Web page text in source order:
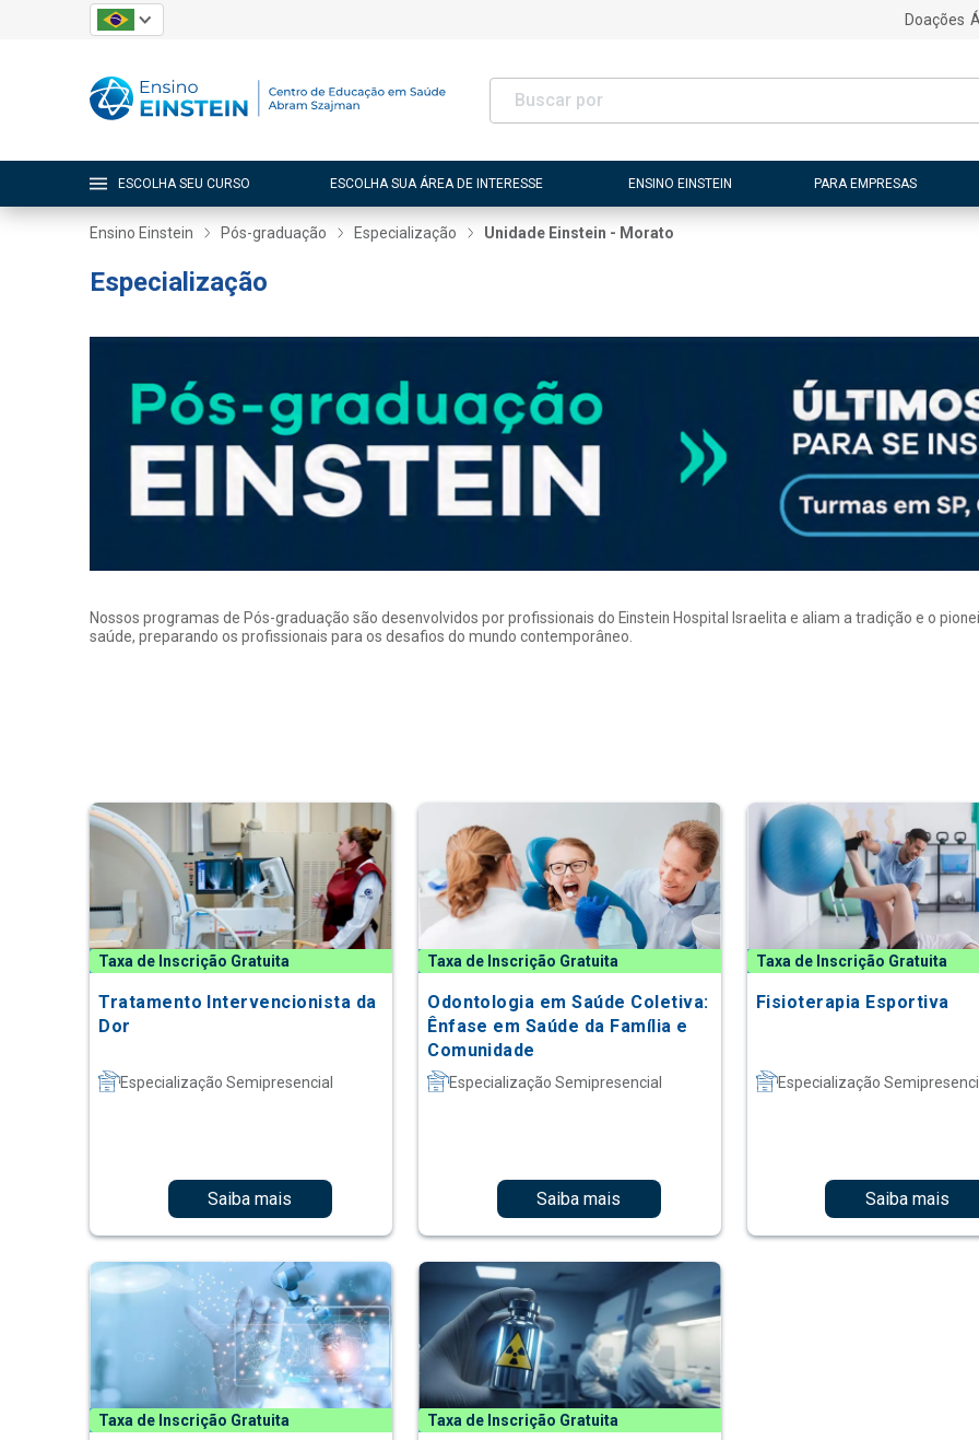
Doações
ESCOLHA SEU CURSO ESCOLHA SUA ÁREA DE INTERESSE ENSINO EINSTEIN PARA EMPRESAS
Ensino Einstein Pós-graduação Especialização Unidade Einstein - Morato
Especialização
Nossos programas de Pós-graduação são desenvolvidos por profissionais do Einstein Hospital Israelita e aliam a tradição e o
saúde, preparando os profissionais para os desafios do mundo contemporâneo.
Taxa de Inscrição Gratuita
Tratamento Intervencionista da
Dor
Especialização Semipresencial
Saiba mais
Taxa de Inscrição Gratuita
Odontologia em Saúde Coletiva:
Ênfase em Saúde da Família e
Comunidade
Especialização Semipresencial
Saiba mais
Taxa de Inscrição Gratuita
Fisioterapia Esportiva
Especialização
Saiba mais
Taxa de Inscrição Gratuita Taxa de Inscrição Gratuita